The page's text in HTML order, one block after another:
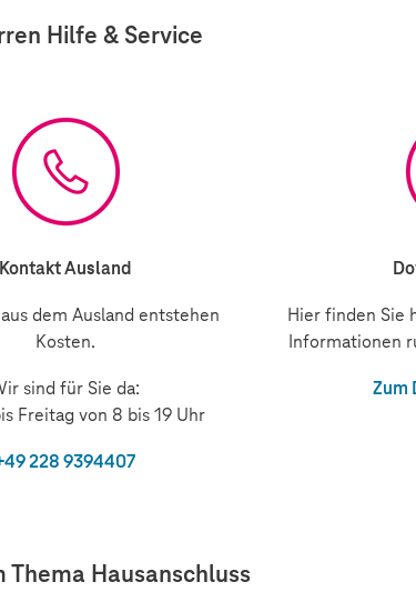
Hilfe & Service
Kontakt Ausland
dem Ausland entstehen
Kosten.
sind für Sie da:
Freitag von 8 bis 19 Uhr
228 9394407
Hier finden Sie
Informationen
Zum
Thema Hausanschluss